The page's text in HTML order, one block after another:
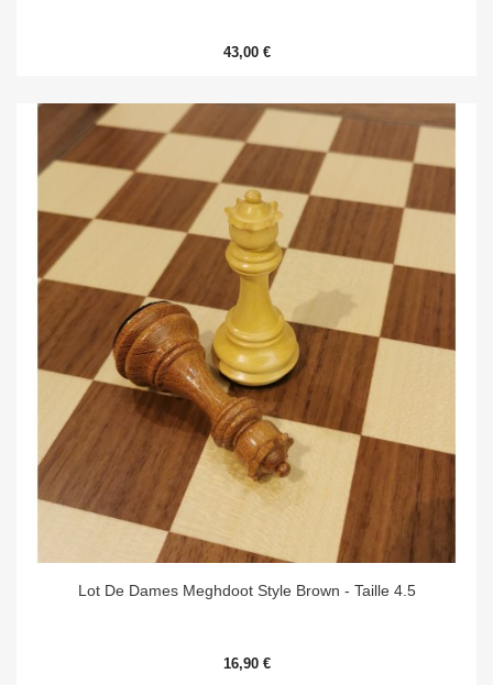
43,00 €
Lot De Dames Meghdoot Style Brown - Taille 4.5
16,90 €